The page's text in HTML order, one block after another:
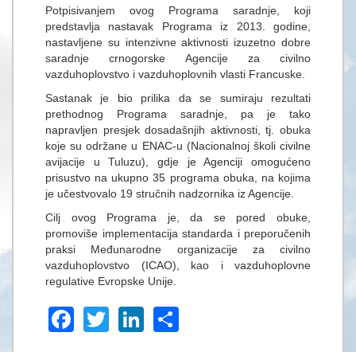
Potpisivanjem ovog Programa saradnje, koji
predstavlja nastavak Programa iz 2013. godine,
nastavljene su intenzivne aktivnosti izuzetno dobre
saradnje crnogorske Agencije za civilno
vazduhoplovstvo i vazduhoplovnih vlasti Francuske.
Sastanak je bio prilika da se sumiraju rezultati
prethodnog Programa saradnje, pa je tako
napravljen presjek dosadašnjih aktivnosti, tj. obuka
koje su održane u ENAC-u (Nacionalnoj školi civilne
avijacije u Tuluzu), gdje je Agenciji omogućeno
prisustvo na ukupno 35 programa obuka, na kojima
je učestvovalo 19 stručnih nadzornika iz Agencije.
Cilj ovog Programa je, da se pored obuke,
promoviše implementacija standarda i preporučenih
praksi Međunarodne organizacije za civilno
vazduhoplovstvo (ICAO), kao i vazduhoplovne
regulative Evropske Unije.
Facebook
TwitterLinkedIn